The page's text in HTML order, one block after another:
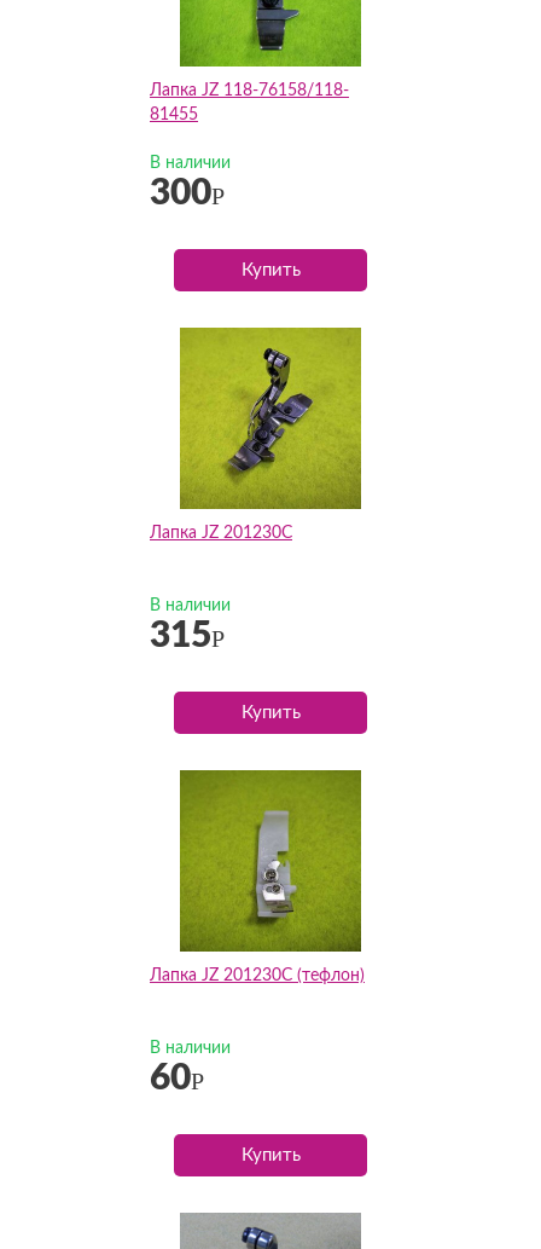
Лапка JZ 118-76158/118-
81455
В наличии
300Р
Купить
Лапка JZ 201230C
В наличии
315Р
Купить
Лапка JZ 201230C (тефлон)
В наличии
60Р
Купить